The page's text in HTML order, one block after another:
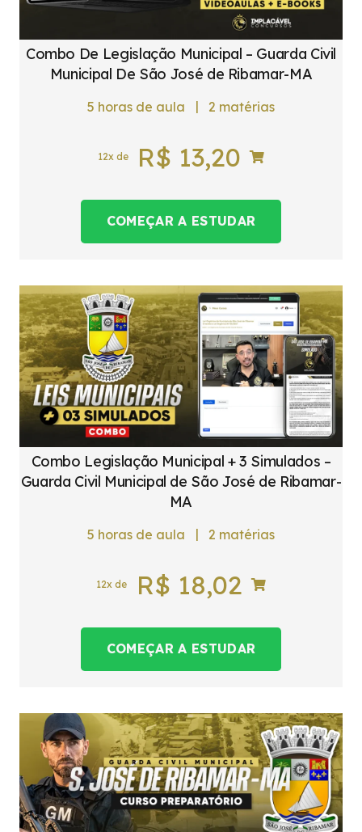
Combo De Legislação Municipal – Guarda Civil
Municipal De São José de Ribamar-MA
5 horas de aula | 2 matérias
12x de R$ 13,20
COMEÇAR A ESTUDAR
Combo Legislação Municipal + 3 Simulados –
Guarda Civil Municipal de São José de Ribamar-
MA
5 horas de aula | 2 matérias
12x de R$ 18,02
COMEÇAR A ESTUDAR